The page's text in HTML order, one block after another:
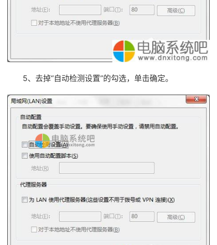
5、去掉“自动检测设置”的勾选，单击确定。